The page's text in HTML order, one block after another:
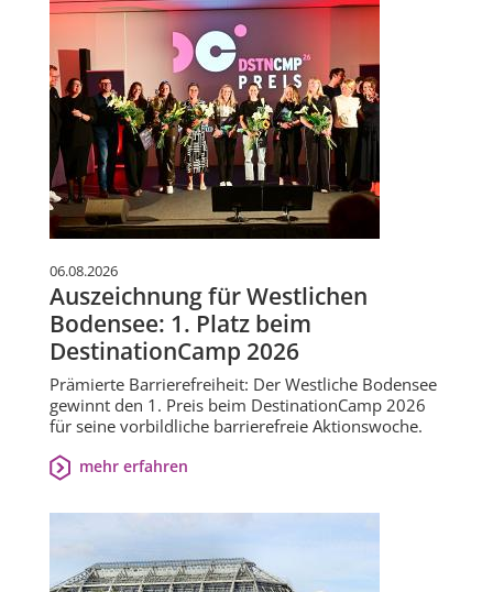
06.08.2026
Auszeichnung für Westlichen
Bodensee: 1. Platz beim
DestinationCamp 2026
Prämierte Barrierefreiheit: Der Westliche Bodensee
gewinnt den 1. Preis beim DestinationCamp 2026
für seine vorbildliche barrierefreie Aktionswoche.
mehr erfahren